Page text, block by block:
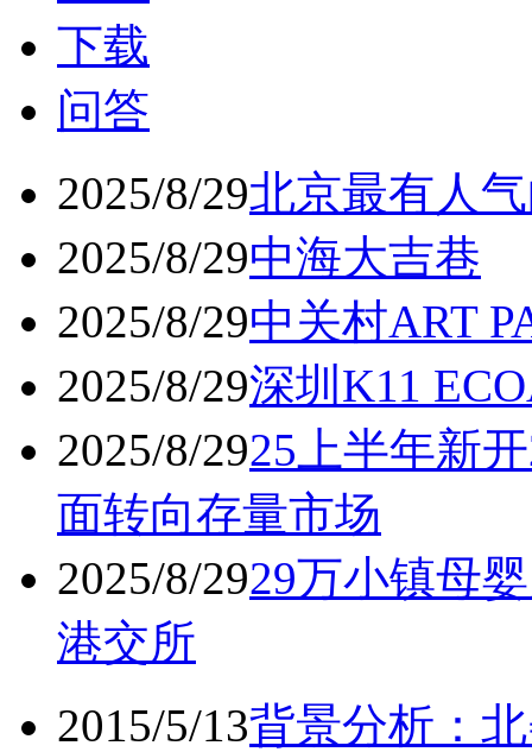
下载
问答
2025/8/29北京最有人
2025/8/29中海大吉巷
2025/8/29中关村ART
2025/8/29深圳K11
2025/8/2925上半年新
面转向存量市场
2025/8/2929万小镇母
港交所
2015/5/13背景分析：